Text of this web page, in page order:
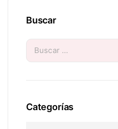
Buscar
Categorías